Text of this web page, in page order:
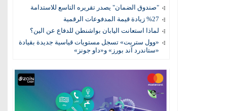
"صندوق الضمان" يصدر تقريره التاسع للاستدامة
%27 زيادة قيمة المدفوعات الرقمية
لماذا استعانت اليابان بواشنطن للدفاع عن الين؟
«وول ستريت» تسجل مستويات قياسية جديدة بقيادة
«ستاندرد آند بورز» و«داو جونز»